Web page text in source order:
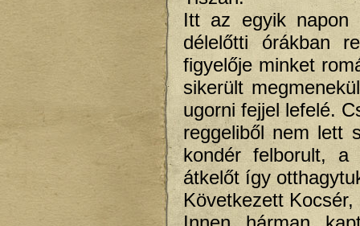
Itt az egyik napon
délelőtti órákban
figyelője minket
sikerült
ugorni fejjel lefelé.
reggeliből nem lett
kondér felborult,
átkelőt így
Következett